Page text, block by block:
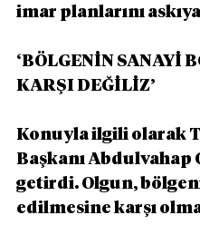
imar planlarını
‘BÖLGENİN SANAYİ
KARŞI DEĞİLİZ’
Konuyla ilgili olarak
Başkanı
getirdi. Olgun,
edilmesine karşı